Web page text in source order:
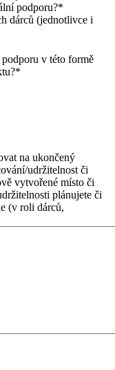
podporu?*
dárců (jednotlivce i
v této formě
*
na ukončený
udržitelnost či
vytvořené místo či
plánujete či
(v roli dárců,